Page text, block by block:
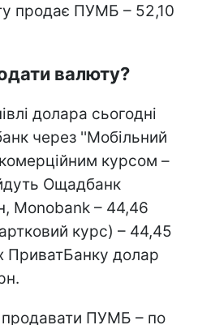
продає ПУМБ – 52,10
валюту?
долара сьогодні
через ''Мобільний
курсом –
Ощадбанк
Monobank – 44,46
курс) – 44,45
ПриватБанку долар
продавати ПУМБ – по